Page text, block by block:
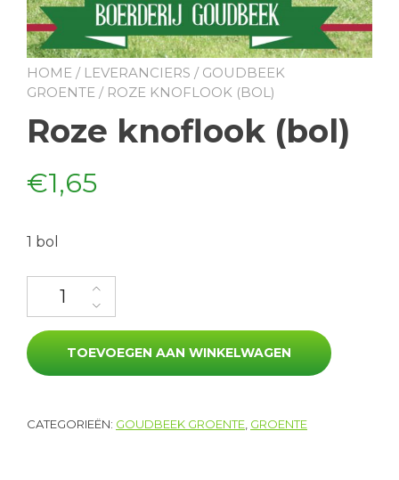
HOME / LEVERANCIERS / GOUDBEEK
GROENTE / ROZE KNOFLOOK (BOL)
Roze knoflook (bol)
€1,65
1 bol
Roze knoflook (bol) aantal
TOEVOEGEN AAN WINKELWAGEN
CATEGORIEËN: GOUDBEEK GROENTE GROENTE